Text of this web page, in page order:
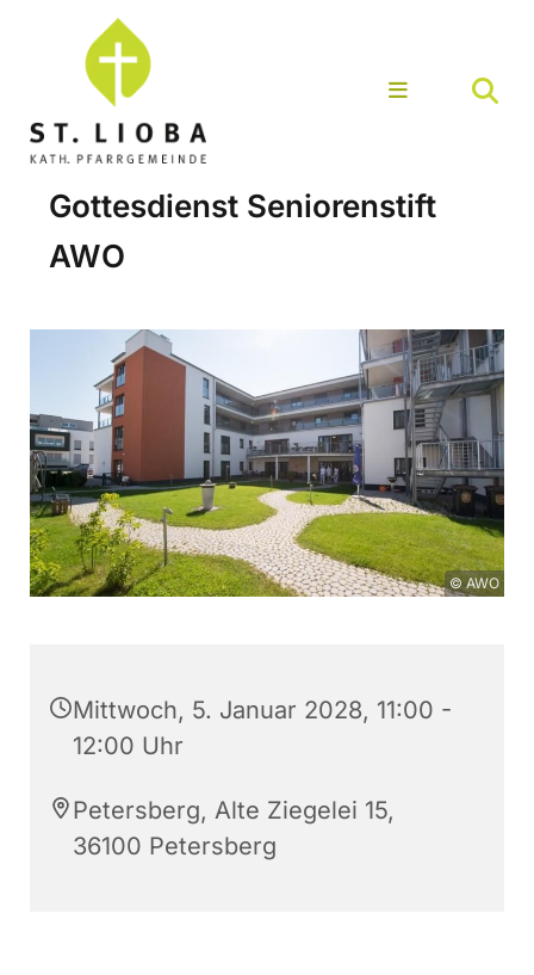
Gottesdienst Seniorenstift
AWO
© AWO
Mittwoch, 5. Januar 2028, 11:00 -
12:00 Uhr
Petersberg, Alte Ziegelei 15,
36100 Petersberg